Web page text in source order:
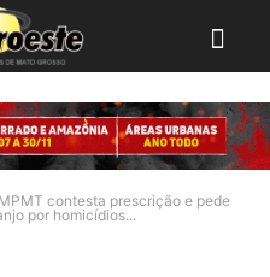
MPMT contesta prescrição e pede
por homicídios...